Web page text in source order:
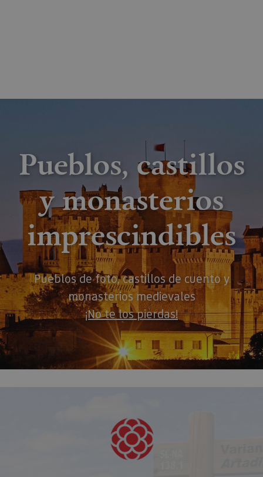
Pueblos, castillos
y monasterios
imprescindibles
Pueblos de foto, castillos de cuento y
monasterios medievales
¡No te los pierdas!